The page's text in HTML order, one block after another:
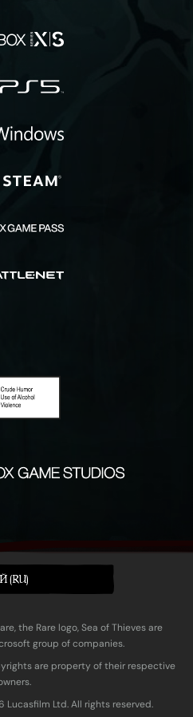
(RU)
the Rare logo, Sea of Thieves are
group of companies.
are property of their respective
Lucasfilm Ltd. All rights reserved.